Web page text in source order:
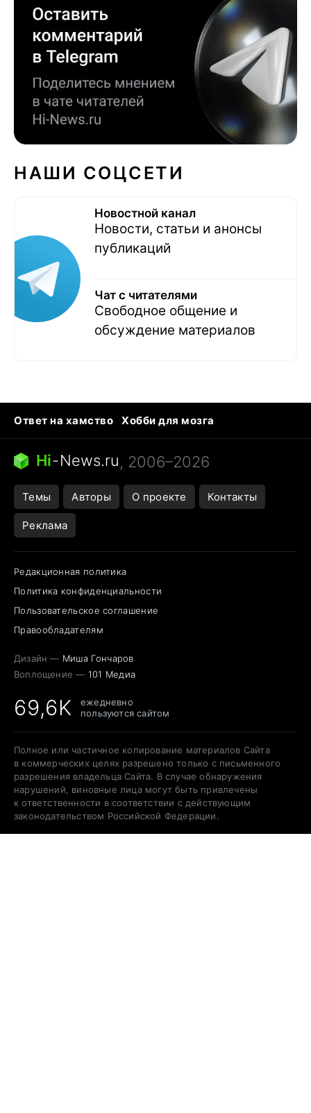
НАШИ СОЦСЕТИ
Новостной канал
Новости, статьи и анонсы
публикаций
Чат с читателями
Свободное общение и
обсуждение материалов
Ответ на хамство
Хобби для мозга
Бензин 100 vs 95
Тунцы в океанариуме
Следующая пандемия
Hi-News.ru, 2006–2026
Темы Авторы О проекте Контакты
Реклама
Редакционная политика
Политика конфиденциальности
Пользовательское соглашение
Правообладателям
Дизайн — Миша Гончаров
Воплощение — 101 Медиа
69,6K
ежедневно
пользуются сайтом
Полное или частичное копирование материалов Сайта
в коммерческих целях разрешено только с письменного
разрешения владельца Сайта. В случае обнаружения
нарушений, виновные лица могут быть привлечены
к ответственности в соответствии с действующим
законодательством Российской Федерации.